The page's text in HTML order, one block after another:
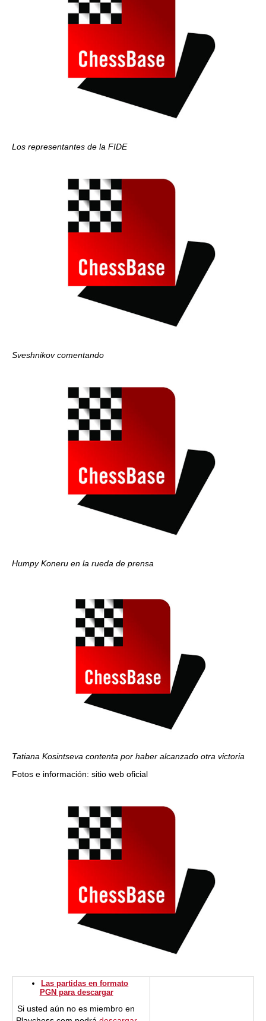
Los representantes de la FIDE
Sveshnikov comentando
Humpy Koneru en la rueda de prensa
Tatiana Kosintseva contenta por haber alcanzado otra victoria
Fotos e información: sitio web oficial
Las partidas en formato
PGN para descargar
Si usted aún no es miembro en